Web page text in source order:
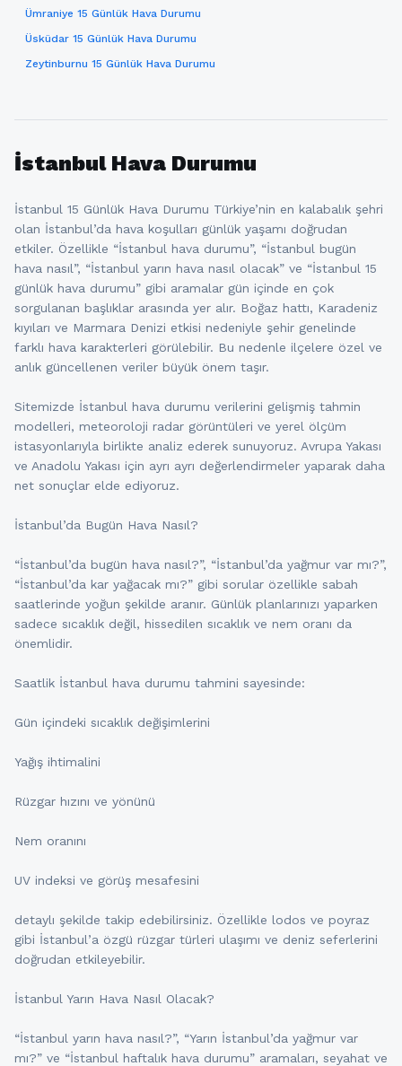
Ümraniye 15 Günlük Hava Durumu
Üsküdar 15 Günlük Hava Durumu
Zeytinburnu 15 Günlük Hava Durumu
İstanbul Hava Durumu
İstanbul 15 Günlük Hava Durumu Türkiye’nin en kalabalık şehri
olan İstanbul’da hava koşulları günlük yaşamı doğrudan
etkiler. Özellikle “İstanbul hava durumu”, “İstanbul bugün
hava nasıl”, “İstanbul yarın hava nasıl olacak” ve “İstanbul 15
günlük hava durumu” gibi aramalar gün içinde en çok
sorgulanan başlıklar arasında yer alır. Boğaz hattı, Karadeniz
kıyıları ve Marmara Denizi etkisi nedeniyle şehir genelinde
farklı hava karakterleri görülebilir. Bu nedenle ilçelere özel ve
anlık güncellenen veriler büyük önem taşır.
Sitemizde İstanbul hava durumu verilerini gelişmiş tahmin
modelleri, meteoroloji radar görüntüleri ve yerel ölçüm
istasyonlarıyla birlikte analiz ederek sunuyoruz. Avrupa Yakası
ve Anadolu Yakası için ayrı ayrı değerlendirmeler yaparak daha
net sonuçlar elde ediyoruz.
İstanbul’da Bugün Hava Nasıl?
“İstanbul’da bugün hava nasıl?”, “İstanbul’da yağmur var mı?”,
“İstanbul’da kar yağacak mı?” gibi sorular özellikle sabah
saatlerinde yoğun şekilde aranır. Günlük planlarınızı yaparken
sadece sıcaklık değil, hissedilen sıcaklık ve nem oranı da
önemlidir.
Saatlik İstanbul hava durumu tahmini sayesinde:
Gün içindeki sıcaklık değişimlerini
Yağış ihtimalini
Rüzgar hızını ve yönünü
Nem oranını
UV indeksi ve görüş mesafesini
detaylı şekilde takip edebilirsiniz. Özellikle lodos ve poyraz
gibi İstanbul’a özgü rüzgar türleri ulaşımı ve deniz seferlerini
doğrudan etkileyebilir.
İstanbul Yarın Hava Nasıl Olacak?
“İstanbul yarın hava nasıl?”, “Yarın İstanbul’da yağmur var
mı?” ve “İstanbul haftalık hava durumu” aramaları, seyahat ve